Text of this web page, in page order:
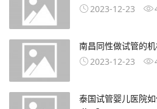
2023-12-23
南昌同性做试管的
2023-12-23
泰国试管婴儿医院